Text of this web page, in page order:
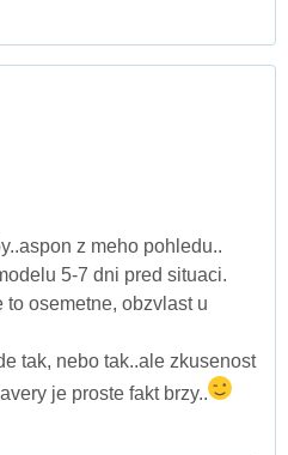
z meho pohledu..
5-7 dni pred situaci.
osemetne, obzvlast u
tak, nebo tak..ale zkusenost
je proste fakt brzy..